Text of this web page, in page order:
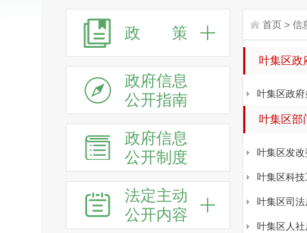
政 策
政府信息
公开指南
政府信息
公开制度
法定主动
公开内容
首页 > 信
叶集区政
叶集区政府
叶集区
叶集区发改
叶集区科
叶集区司法
叶集区人社